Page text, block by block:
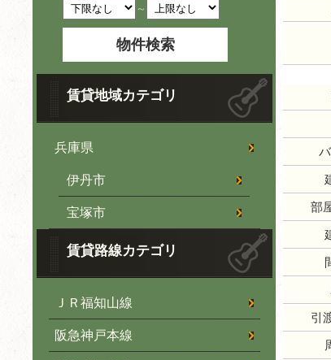
～
賃貸地域カテゴリ
兵庫県
伊丹市
宝塚市
賃貸路線カテゴリ
ＪＲ福知山線
阪急神戸本線
部
引